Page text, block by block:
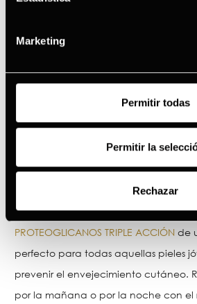
Marketing
Permitir todas
Permitir la
Rechazar
Aquellas personas cuyo tipo de piel
también tienen nuestro ritual de
Para empezar debes usar nuestro
PROTEOGLICANOS TRIPLE ACCIÓN de
perfecto para todas aquellas pieles
prevenir el envejecimiento cutáneo.
por la mañana o por la noche con el